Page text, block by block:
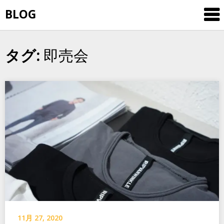
to
content
BLOG
タグ: 即売会
11月 27, 2020